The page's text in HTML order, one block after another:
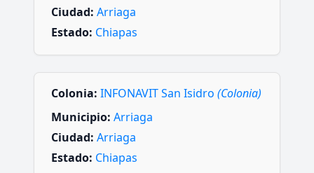
Ciudad: Arriaga
Estado: Chiapas
Colonia: INFONAVIT San Isidro (Colonia)
Municipio: Arriaga
Ciudad: Arriaga
Estado: Chiapas